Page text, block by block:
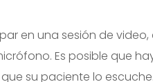
en una sesión de
Es posible que
su paciente lo escuche.